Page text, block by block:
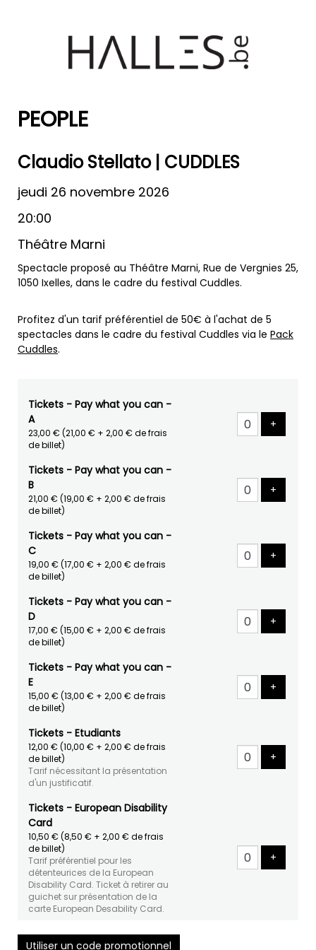
PEOPLE
Claudio Stellato | CUDDLES
jeudi 26 novembre 2026
20:00
Théâtre Marni
Spectacle proposé au Théâtre Marni, Rue de Vergnies 25,
1050 Ixelles, dans le cadre du festival Cuddles.
Profitez d'un tarif préférentiel de 50€ à l'achat de 5
spectacles dans le cadre du festival Cuddles via le Pack
Cuddles.
Tickets - Pay what you can -
A
23,00 € (21,00 € + 2,00 € de frais
de billet)
+
Tickets - Pay what you can -
B
21,00 € (19,00 € + 2,00 € de frais
de billet)
+
Tickets - Pay what you can -
C
19,00 € (17,00 € + 2,00 € de frais
de billet)
+
Tickets - Pay what you can -
D
17,00 € (15,00 € + 2,00 € de frais
de billet)
+
Tickets - Pay what you can -
E
15,00 € (13,00 € + 2,00 € de frais
de billet)
+
Tickets - Etudiants
12,00 € (10,00 € + 2,00 € de frais
de billet)
Tarif nécessitant la présentation
d'un justificatif.
+
Tickets - European Disability
Card
10,50 € (8,50 € + 2,00 € de frais
de billet)
Tarif préférentiel pour les
détenteurices de la European
Disability Card. Ticket à retirer au
guichet sur présentation de la
carte European Desability Card.
+
Utiliser un code promotionnel